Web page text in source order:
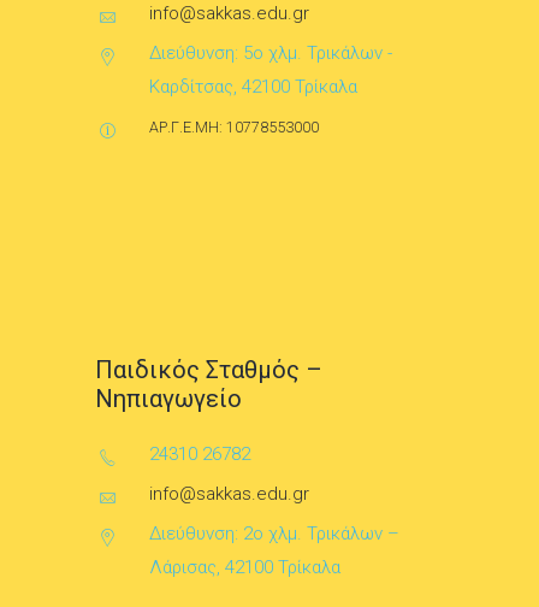
info@sakkas.edu.gr
Διεύθυνση: 5ο χλμ. Τρικάλων -
Καρδίτσας, 42100 Τρίκαλα
ΑΡ.Γ.Ε.ΜΗ: 10778553000
Παιδικός Σταθμός –
Νηπιαγωγείο
24310 26782
info@sakkas.edu.gr
Διεύθυνση: 2ο χλμ. Τρικάλων –
Λάρισας, 42100 Τρίκαλα